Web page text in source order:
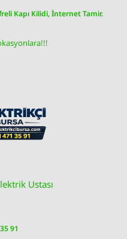
Kapı Kilidi, İnternet Tamir.
Ustası
91